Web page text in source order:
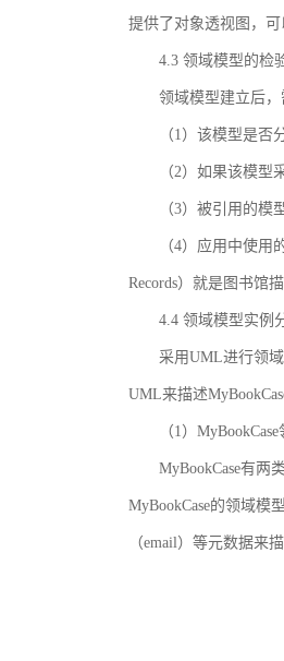
提供了对象透视图，
4.3 领域模型的检
领域模型建立后
（1）该模型是
（2）如果该模
（3）被引用的模
（4）应用中使用
Records）就是图书馆
4.4 领域模型实例
采用UML进行领
UML来描述
（1）
MyBookCase有两
MyBookCase的领域模
（email）等元数据来